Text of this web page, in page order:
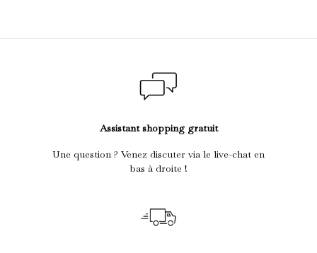
Assistant shopping gratuit
Une question ? Venez discuter via le live-chat en
bas à droite !